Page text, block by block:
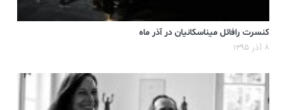
کنسرت رافائل میناسکانیان در آذر ماه
۸ آذر ۱۳۹۵